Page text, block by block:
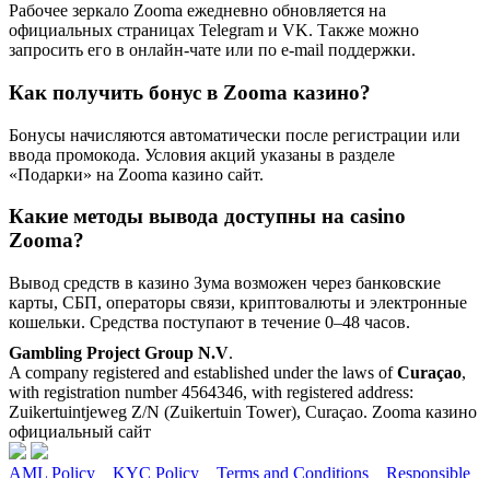
Рабочее зеркало Zooma ежедневно обновляется на
официальных страницах Telegram и VK. Также можно
запросить его в онлайн-чате или по e-mail поддержки.
Как получить бонус в Zooma казино?
Бонусы начисляются автоматически после регистрации или
ввода промокода. Условия акций указаны в разделе
«Подарки» на Zooma казино сайт.
Какие методы вывода доступны на casino
Zooma?
Вывод средств в казино Зума возможен через банковские
карты, СБП, операторы связи, криптовалюты и электронные
кошельки. Средства поступают в течение 0–48 часов.
Gambling Project Group N.V.
A company registered and established under the laws ofCuraçao,
with registration number 4564346, with registered address:
Zuikertuintjeweg Z/N (Zuikertuin Tower), Curaçao. Zooma казино
официальный сайт
AML Policy KYC Policy Terms and Conditions Responsible